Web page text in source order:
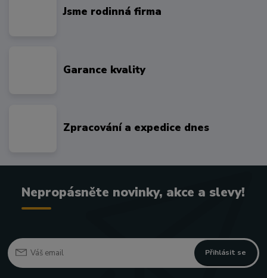
Jsme rodinná firma
Garance kvality
Zpracování a expedice dnes
Nepropásněte novinky, akce a slevy!
Přihlásit se